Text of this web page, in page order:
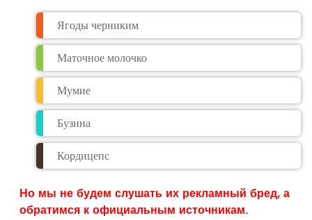
Ягоды черниким
Маточное молочко
Мумие
Бузина
Кордицепс
Но мы не будем слушать их рекламный бред, а
обратимся к официальным источникам.